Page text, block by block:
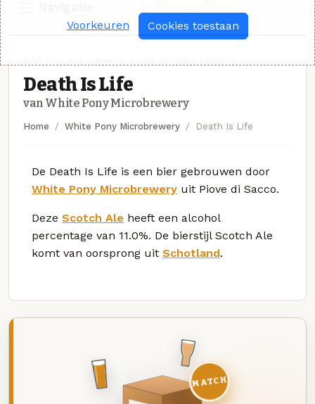
Death Is Life
van White Pony Microbrewery
Home White Pony Microbrewery Death Is Life
De Death Is Life is een bier gebrouwen door
White Pony Microbrewery uit Piove di Sacco.
Deze Scotch Ale heeft een alcohol
percentage van 11.0%. De bierstijl Scotch Ale
komt van oorsprong uit Schotland.
MATCH
Voorkeuren Cookies toestaan